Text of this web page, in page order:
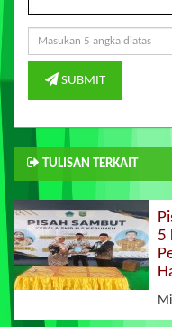
SUBMIT
TULISAN TERKAIT
5